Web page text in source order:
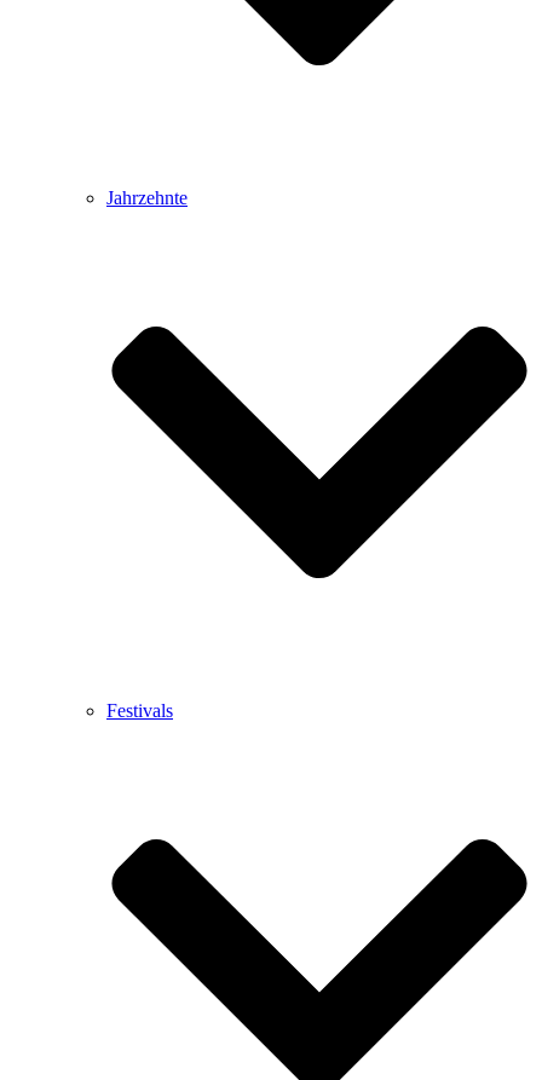
Jahrzehnte
Festivals